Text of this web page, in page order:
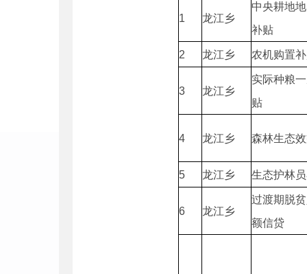
1 龙江乡
中央耕地
补贴
2 龙江乡 农机购置
3 龙江乡
实际种粮
贴
4 龙江乡 森林生态
5 龙江乡 生态护林
6 龙江乡
过渡期脱
额信贷